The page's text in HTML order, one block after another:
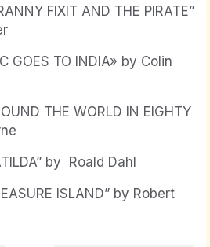
FIXIT AND THE PIRATE”
GOES TO INDIA» by Colin
THE WORLD IN EIGHTY
by Roald Dahl
ISLAND” by Robert